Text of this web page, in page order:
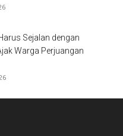
Sejalan dengan
Warga Perjuangan